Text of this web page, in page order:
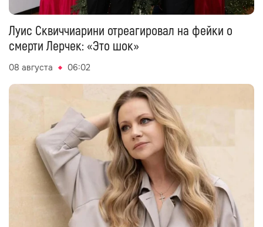
Луис Сквиччиарини отреагировал на фейки о
смерти Лерчек: «Это шок»
08 августа 06:02